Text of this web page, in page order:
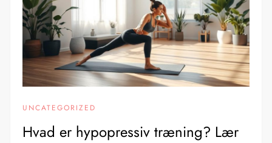
UNCATEGORIZED
Hvad er hypopressiv træning? Lær